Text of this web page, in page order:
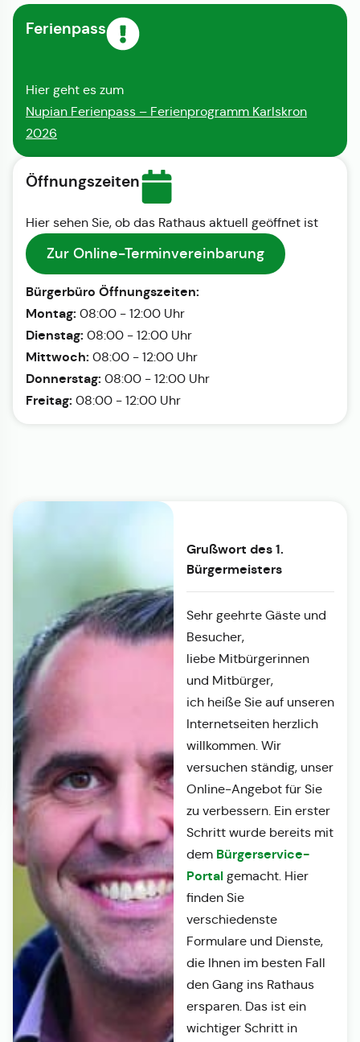
Ferienpass
Hier geht es zum
Nupian Ferienpass – Ferienprogramm Karlskron
2026
Öffnungszeiten
Hier sehen Sie, ob das Rathaus aktuell geöffnet ist
Zur Online-Terminvereinbarung
Bürgerbüro Öffnungszeiten:
Montag: 08:00 - 12:00 Uhr
Dienstag: 08:00 - 12:00 Uhr
Mittwoch: 08:00 - 12:00 Uhr
Donnerstag: 08:00 - 12:00 Uhr
Freitag: 08:00 - 12:00 Uhr
Grußwort des 1.
Bürgermeisters
Sehr geehrte Gäste und
Besucher,
liebe Mitbürgerinnen
und Mitbürger,
ich heiße Sie auf unseren
Internetseiten herzlich
willkommen. Wir
versuchen ständig, unser
Online-Angebot für Sie
zu verbessern. Ein erster
Schritt wurde bereits mit
dem Bürgerservice-
Portalgemacht. Hier
finden Sie
verschiedenste
Formulare und Dienste,
die Ihnen im besten Fall
den Gang ins Rathaus
ersparen. Das ist ein
wichtiger Schritt in